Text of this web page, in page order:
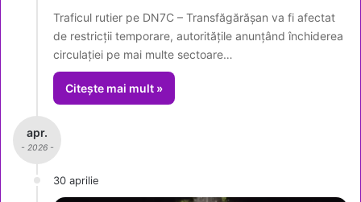
Traficul rutier pe DN7C – Transfăgărășan va fi afectat
de restricții temporare, autoritățile anunțând închiderea
circulației pe mai multe sectoare…
Citește mai mult »
apr.
- 2026 -
30 aprilie